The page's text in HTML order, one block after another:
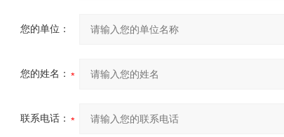
您的单位：
您的姓名：
联系电话：